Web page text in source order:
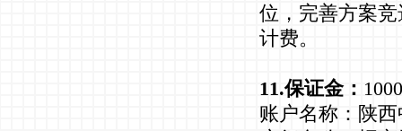
位，完善方案
计费。
11.保证金：
账户名称：陕